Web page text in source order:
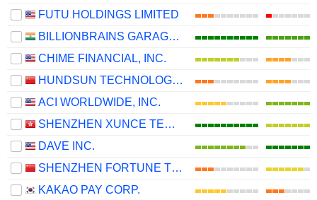
FUTU HOLDINGS LIMITED
BILLIONBRAINS GARAGE VENTURES LIMITED
CHIME FINANCIAL, INC.
HUNDSUN TECHNOLOGIES INC.
ACI WORLDWIDE, INC.
SHENZHEN XUNCE TECHNOLOGY CO., LTD.
DAVE INC.
SHENZHEN FORTUNE TREND TECHNOLOGY CO., LTD.
KAKAO PAY CORP.